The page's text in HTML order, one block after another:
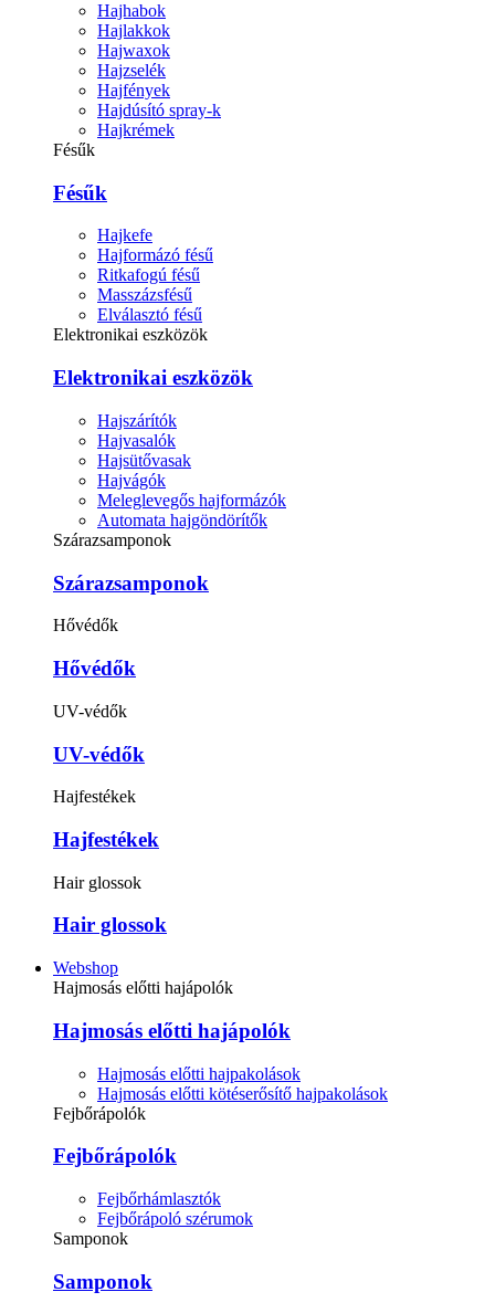
Hajhabok
Hajlakkok
Hajwaxok
Hajzselék
Hajfények
Hajdúsító spray-k
Hajkrémek
Fésűk
Fésűk
Hajkefe
Hajformázó fésű
Ritkafogú fésű
Masszázsfésű
Elválasztó fésű
Elektronikai eszközök
Elektronikai eszközök
Hajszárítók
Hajvasalók
Hajsütővasak
Hajvágók
Meleglevegős hajformázók
Automata hajgöndörítők
Szárazsamponok
Szárazsamponok
Hővédők
Hővédők
UV-védők
UV-védők
Hajfestékek
Hajfestékek
Hair glossok
Hair glossok
Webshop
Hajmosás előtti hajápolók
Hajmosás előtti hajápolók
Hajmosás előtti hajpakolások
Hajmosás előtti kötéserősítő hajpakolások
Fejbőrápolók
Fejbőrápolók
Fejbőrhámlasztók
Fejbőrápoló szérumok
Samponok
Samponok